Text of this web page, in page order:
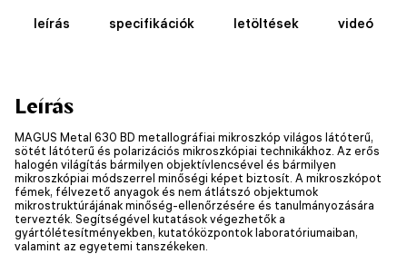
leírás specifikációk letöltések videó
Leírás
MAGUS Metal 630 BD metallográfiai mikroszkóp világos látóterű,
sötét látóterű és polarizációs mikroszkópiai technikákhoz. Az erős
halogén világítás bármilyen objektívlencsével és bármilyen
mikroszkópiai módszerrel minőségi képet biztosít. A mikroszkópot
fémek, félvezető anyagok és nem átlátszó objektumok
mikrostruktúrájának minőség-ellenőrzésére és tanulmányozására
tervezték. Segítségével kutatások végezhetők a
gyártólétesítményekben, kutatóközpontok laboratóriumaiban,
valamint az egyetemi tanszékeken.